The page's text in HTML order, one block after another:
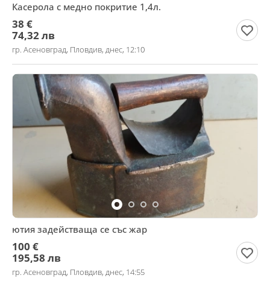
Касерола с медно покритие 1,4л.
38 €
74,32 лв
гр. Асеновград, Пловдив, днес, 12:10
ютия задействаща се със жар
100 €
195,58 лв
гр. Асеновград, Пловдив, днес, 14:55